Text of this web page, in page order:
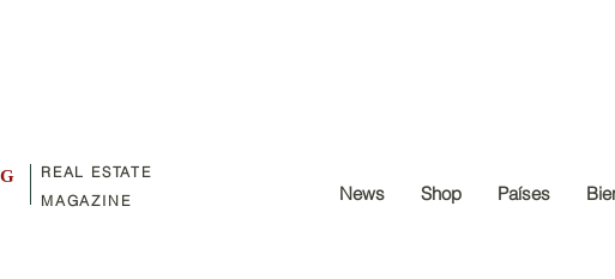
REAL ESTATE
MAGAZINE
News Shop Países